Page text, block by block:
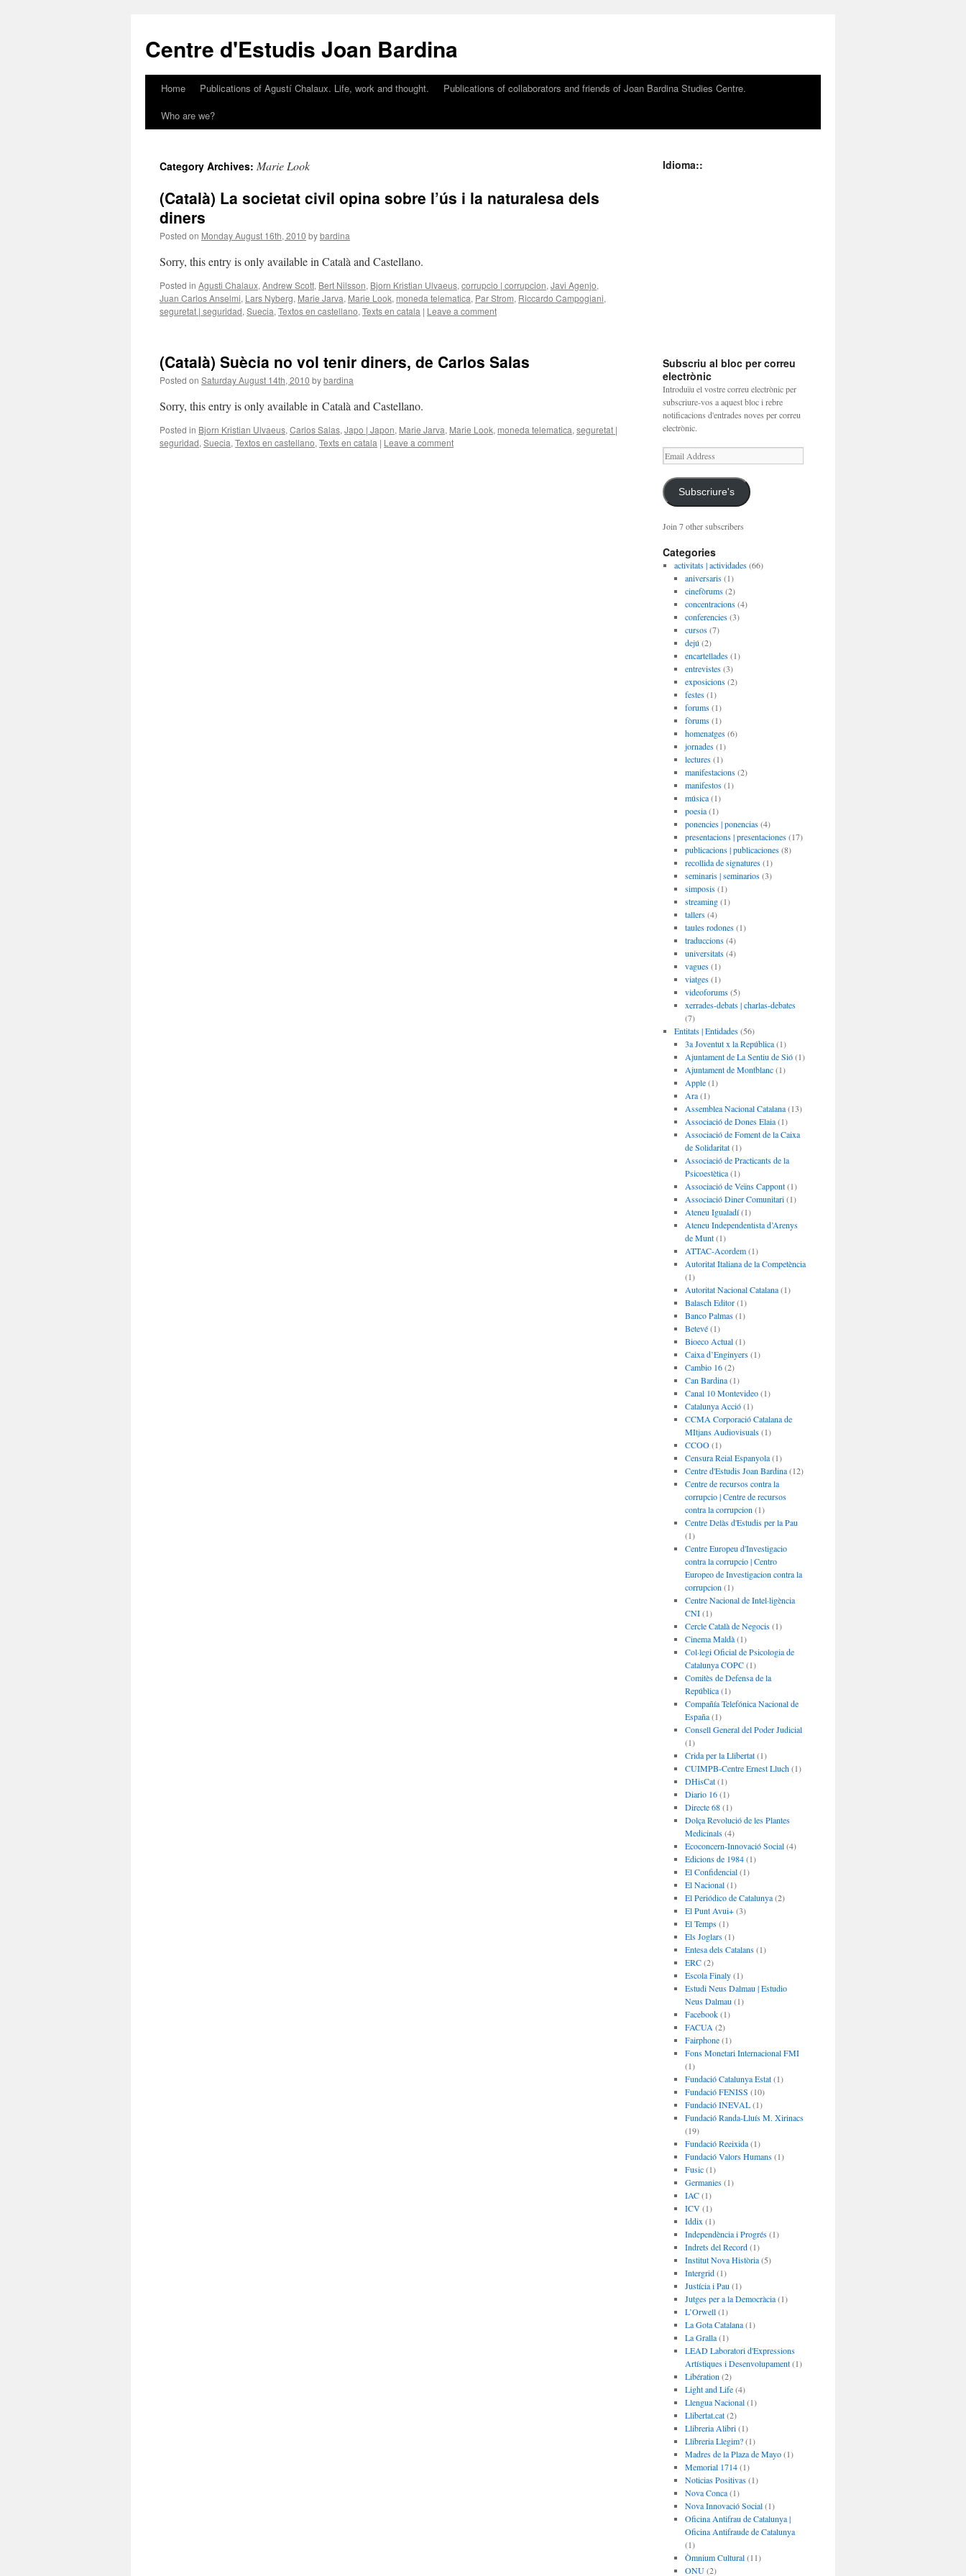
content
Centre d'Estudis Joan Bardina
Home Publications of Agustí Chalaux. Life, work and thought.
Publications of collaborators and friends of Joan Bardina Studies Centre.
Who are we?
Category Archives: Marie Look
(Català) La societat civil opina sobre l’ús i la naturalesa dels
diners
Posted on Monday August 16th, 2010 bybardina
Sorry, this entry is only available in Català and Castellano.
Posted in Agusti Chalaux, Andrew Scott, Bert Nilsson, Bjorn Kristian Ulvaeus, corrupcio | corrupcion, Javi Agenjo,
Juan Carlos Anselmi, Lars Nyberg, Marie Jarva, Marie Look, moneda telematica, Par Strom, Riccardo Campogiani,
seguretat | seguridad, Suecia, Textos en castellano, Texts en catala | Leave a comment
(Català) Suècia no vol tenir diners, de Carlos Salas
Posted on Saturday August 14th, 2010 bybardina
Sorry, this entry is only available in Català and Castellano.
Posted in Bjorn Kristian Ulvaeus, Carlos Salas, Japo | Japon, Marie Jarva, Marie Look, moneda telematica, seguretat |
seguridad, Suecia, Textos en castellano, Texts en catala | Leave a comment
Idioma::
Subscriu al bloc per correu
electrònic
Introduïu el vostre correu electrònic per
subscriure-vos a aquest bloc i rebre
notificacions d'entrades noves per correu
electrònic.
Email
Address
Subscriure's
Join 7 other subscribers
Categories
activitats | actividades(66)
aniversaris(1)
cinefòrums(2)
concentracions(4)
conferencies(3)
cursos(7)
dejú (2)
encartellades(1)
entrevistes(3)
exposicions(2)
festes(1)
forums(1)
fòrums(1)
homenatges(6)
jornades(1)
lectures(1)
manifestacions(2)
manifestos(1)
música(1)
poesia(1)
ponencies | ponencias(4)
presentacions | presentaciones(17)
publicacions | publicaciones(8)
recollida de signatures(1)
seminaris | seminarios(3)
simposis(1)
streaming(1)
tallers(4)
taules rodones(1)
traduccions(4)
universitats(4)
vagues(1)
viatges(1)
videoforums(5)
xerrades-debats | charlas-debates
(7)
Entitats | Entidades(56)
3a Joventut x la República(1)
Ajuntament de La Sentiu de Sió(1)
Ajuntament de Montblanc(1)
Apple(1)
Ara(1)
Assemblea Nacional Catalana(13)
Associació de Dones Elaia(1)
Associació de Foment de la Caixa
de Solidaritat(1)
Associació de Practicants de la
Psicoestètica(1)
Associació de Veïns Cappont(1)
Associació Diner Comunitari(1)
Ateneu Igualadí(1)
Ateneu Independentista d’Arenys
de Munt(1)
ATTAC-Acordem(1)
Autoritat Italiana de la Competència
(1)
Autoritat Nacional Catalana(1)
Balasch Editor(1)
Banco Palmas(1)
Betevé(1)
Bioeco Actual(1)
Caixa d’Enginyers(1)
Cambio 16(2)
Can Bardina(1)
Canal 10 Montevideo(1)
Catalunya Acció(1)
CCMA Corporació Catalana de
MItjans Audiovisuals(1)
CCOO(1)
Censura Reial Espanyola(1)
Centre d'Estudis Joan Bardina(12)
Centre de recursos contra la
corrupcio | Centre de recursos
contra la corrupcion (1)
Centre Delàs d'Estudis per la Pau
(1)
Centre Europeu d'Investigacio
contra la corrupcio | Centro
Europeo de Investigacion contra la
corrupcion (1)
Centre Nacional de Intel·ligència
CNI(1)
Cercle Català de Negocis(1)
Cinema Maldà(1)
Col·legi Oficial de Psicologia de
Catalunya COPC(1)
Comitès de Defensa de la
República(1)
Compañía Telefónica Nacional de
España(1)
Consell General del Poder Judicial
(1)
Crida per la Llibertat(1)
CUIMPB-Centre Ernest Lluch(1)
DHisCat(1)
Diario 16(1)
Directe 68(1)
Dolça Revolució de les Plantes
Medicinals(4)
Ecoconcern-Innovació Social(4)
Edicions de 1984(1)
El Confidencial(1)
El Nacional(1)
El Periódico de Catalunya(2)
El Punt Avui+(3)
El Temps(1)
Els Joglars(1)
Entesa dels Catalans(1)
ERC(2)
Escola Finaly(1)
Estudi Neus Dalmau | Estudio
Neus Dalmau (1)
Facebook(1)
FACUA (2)
Fairphone(1)
Fons Monetari Internacional FMI
(1)
Fundació Catalunya Estat(1)
Fundació FENISS (10)
Fundació INEVAL(1)
Fundació Randa-Lluís M. Xirinacs
(19)
Fundació Reeixida(1)
Fundació Valors Humans(1)
Fusic(1)
Germanies(1)
IAC(1)
ICV(1)
Iddix (1)
Independència i Progrés(1)
Indrets del Record(1)
Institut Nova Història(5)
Intergrid(1)
Justícia i Pau (1)
Jutges per a la Democràcia(1)
L’Orwell(1)
La Gota Catalana(1)
La Gralla(1)
LEAD Laboratori d'Expressions
Artístiques i Desenvolupament(1)
Libération (2)
Light and Life(4)
Llengua Nacional(1)
Llibertat.cat(2)
Llibreria Alibri(1)
Llibreria Llegim?(1)
Madres de la Plaza de Mayo(1)
Memorial 1714(1)
Noticias Positivas(1)
Nova Conca(1)
Nova Innovació Social(1)
Oficina Antifrau de Catalunya |
Oficina Antifraude de Catalunya
(1)
Òmnium Cultural(11)
ONU(2)